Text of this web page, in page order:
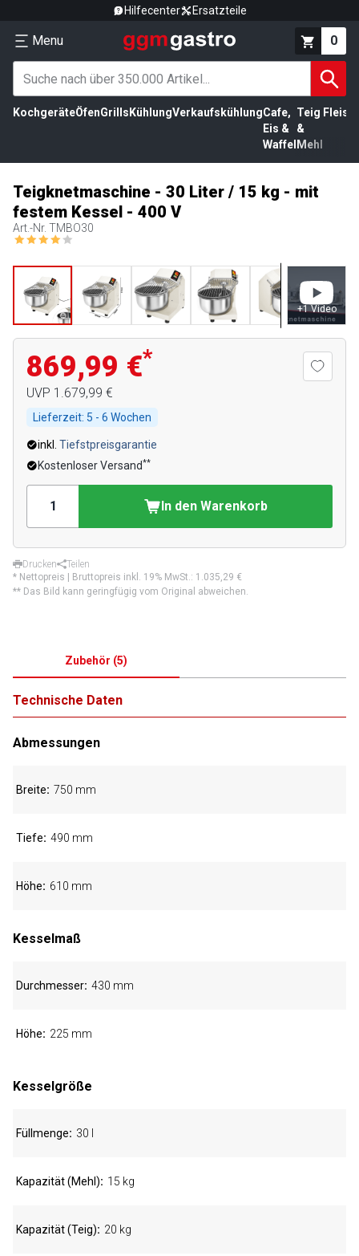
Hilfecenter Ersatzteile
Menu 0
KochgeräteÖfenGrills KühlungVerkaufskühlungCafe,
Eis &
Waffel
Teig
&
Mehl
Teigknetmaschine - 30 Liter / 15 kg - mit
festem Kessel - 400 V
Art.-Nr. TMBO30
+1 Video
869,99 €*
UVP 1.679,99 €
Lieferzeit: 5 - 6 Wochen
inkl. Tiefstpreisgarantie
Kostenloser Versand**
In den Warenkorb
Drucken
Teilen
* Nettopreis | Bruttopreis inkl. 19% MwSt.: 1.035,29 €
** Das Bild kann geringfügig vom Original abweichen.
Zubehör (5)
Technische Daten
Abmessungen
Breite 750 mm
Tiefe 490 mm
Höhe 610 mm
Kesselmaß
Durchmesser 430 mm
Höhe 225 mm
Kesselgröße
Füllmenge 30 l
Kapazität (Mehl) 15 kg
Kapazität (Teig) 20 kg